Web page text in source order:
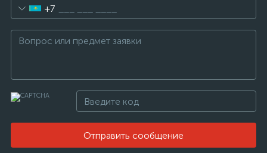
+7
Отправить сообщение